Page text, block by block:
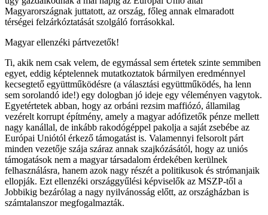
Magyarországnak juttatott, az ország, főleg annak elmaradott
térségei felzárkóztatását szolgáló forrásokkal.
Magyar ellenzéki pártvezetők!
Ti, akik nem csak velem, de egymással sem értetek szinte semmiben
egyet, eddig képtelennek mutatkoztatok bármilyen eredménnyel
kecsegtető együttműködésre (a választási együttműködés, ha lenn
sem sorolandó ide!) egy dologban jó ideje egy véleményen vagytok.
Egyetértetek abban, hogy az orbáni rezsim maffiózó, államilag
vezérelt korrupt építmény, amely a magyar adófizetők pénze mellett
nagy kanállal, de inkább rakodógéppel pakolja a saját zsebébe az
Európai Uniótól érkező támogatást is. Valamennyi felsorolt párt
minden vezetője szája száraz annak szajkózásától, hogy az uniós
támogatások nem a magyar társadalom érdekében kerülnek
felhasználásra, hanem azok nagy részét a politikusok és strómanjaik
ellopják. Ezt ellenzéki országgyűlési képviselők az MSZP-től a
Jobbikig bezárólag a nagy nyilvánosság előtt, az országházban is
számtalanszor megfogalmazták.